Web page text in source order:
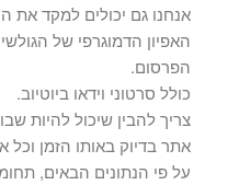
אנחנו גם יכולים למקד את
האפיון הדמוגרפי של
הפרסום.
כולל סרטוני וידאו ביוטיוב.
צריך להבין שיכול להיות
אתר בדיוק באותו הזמן וכל
על פי הנתונים הבאים,